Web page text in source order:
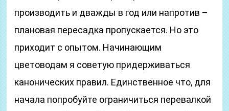
производить и дважды в год или напротив –
плановая пересадка пропускается. Но это
приходит с опытом. Начинающим
цветоводам я советую придерживаться
канонических правил. Единственное что, для
начала попробуйте ограничиться перевалкой